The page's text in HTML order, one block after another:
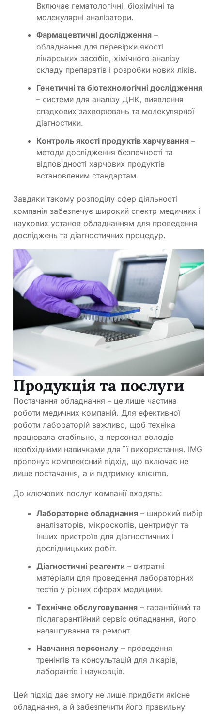
Включає гематологічні, біохімічні та
молекулярні аналізатори.
Фармацевтичні дослідження –
обладнання для перевірки якості
лікарських засобів, хімічного аналізу
складу препаратів і розробки нових ліків.
Генетичні та біотехнологічні дослідження
– системи для аналізу ДНК, виявлення
спадкових захворювань та молекулярної
діагностики.
Контроль якості продуктів харчування –
методи дослідження безпечності та
відповідності харчових продуктів
встановленим стандартам.
Завдяки такому розподілу сфер діяльності
компанія забезпечує широкий спектр медичних і
наукових установ обладнанням для проведення
досліджень та діагностичних процедур.
Продукція та послуги
Постачання обладнання – це лише частина
роботи медичних компаній. Для ефективної
роботи лабораторій важливо, щоб техніка
працювала стабільно, а персонал володів
необхідними навичками для її використання. IMG
пропонує комплексний підхід, що включає не
лише постачання, а й підтримку клієнтів.
До ключових послуг компанії входять:
Лабораторне обладнання – широкий вибір
аналізаторів, мікроскопів, центрифуг та
інших пристроїв для діагностичних і
дослідницьких робіт.
Діагностичні реагенти – витратні
матеріали для проведення лабораторних
тестів у різних сферах медицини.
Технічне обслуговування – гарантійний та
післягарантійний сервіс обладнання, його
налаштування та ремонт.
Навчання персоналу – проведення
тренінгів та консультацій для лікарів,
лаборантів і науковців.
Цей підхід дає змогу не лише придбати якісне
обладнання, а й забезпечити його правильну